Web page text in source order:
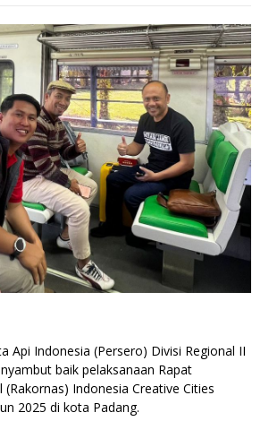
Api Indonesia (Persero) Divisi Regional II
baik pelaksanaan Rapat
Indonesia Creative Cities
2025 di kota Padang.